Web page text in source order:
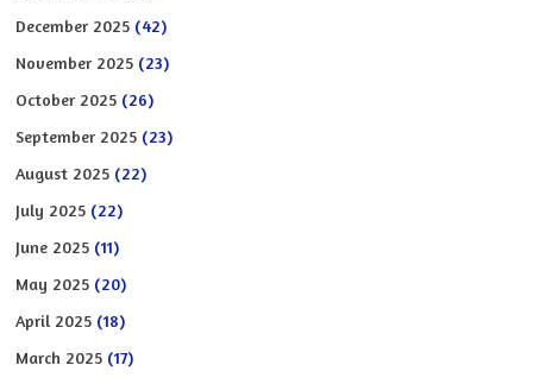
December 2025 (42)
November 2025 (23)
October 2025 (26)
September 2025 (23)
August 2025 (22)
July 2025 (22)
June 2025 (11)
May 2025 (20)
April 2025 (18)
March 2025 (17)